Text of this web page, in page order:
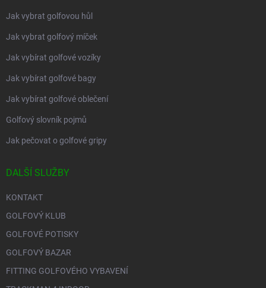
Jak vybrat golfovou hůl
Jak vybrat golfový míček
Jak vybírat golfové vozíky
Jak vybírat golfové bagy
Jak vybírat golfové oblečení
Golfový slovník pojmů
Jak pečovat o golfové gripy
DALŠÍ SLUŽBY
KONTAKT
GOLFOVÝ KLUB
GOLFOVÉ POTISKY
GOLFOVÝ BAZAR
FITTING GOLFOVÉHO VYBAVENÍ